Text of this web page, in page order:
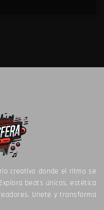
creativo donde el ritmo se
beats únicos, estética
Unete y transforma